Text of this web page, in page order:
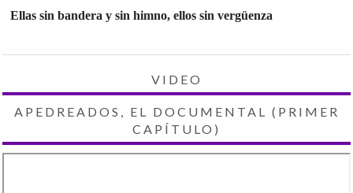
Ellas sin bandera y sin himno, ellos sin vergüenza
VIDEO
APEDREADOS, EL DOCUMENTAL (PRIMER
CAPÍTULO)